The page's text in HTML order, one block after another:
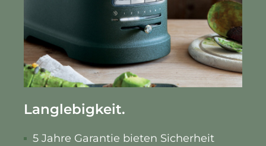
Langlebigkeit.
5 Jahre Garantie bieten Sicherheit